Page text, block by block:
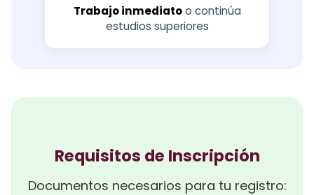
Trabajo inmediatoo continúa
estudios superiores
Requisitos de Inscripción
Documentos necesarios para tu registro: